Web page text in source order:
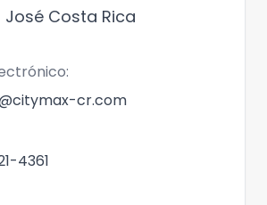
José Costa Rica
cr.com
4361